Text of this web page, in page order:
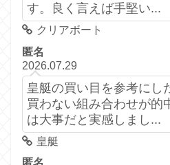
す。良く言えば手堅い...
クリアボート
匿名
2026.07.29
皇艇の買い目を参考にし
買わない組み合わせが的
は大事だと実感しまし...
皇艇